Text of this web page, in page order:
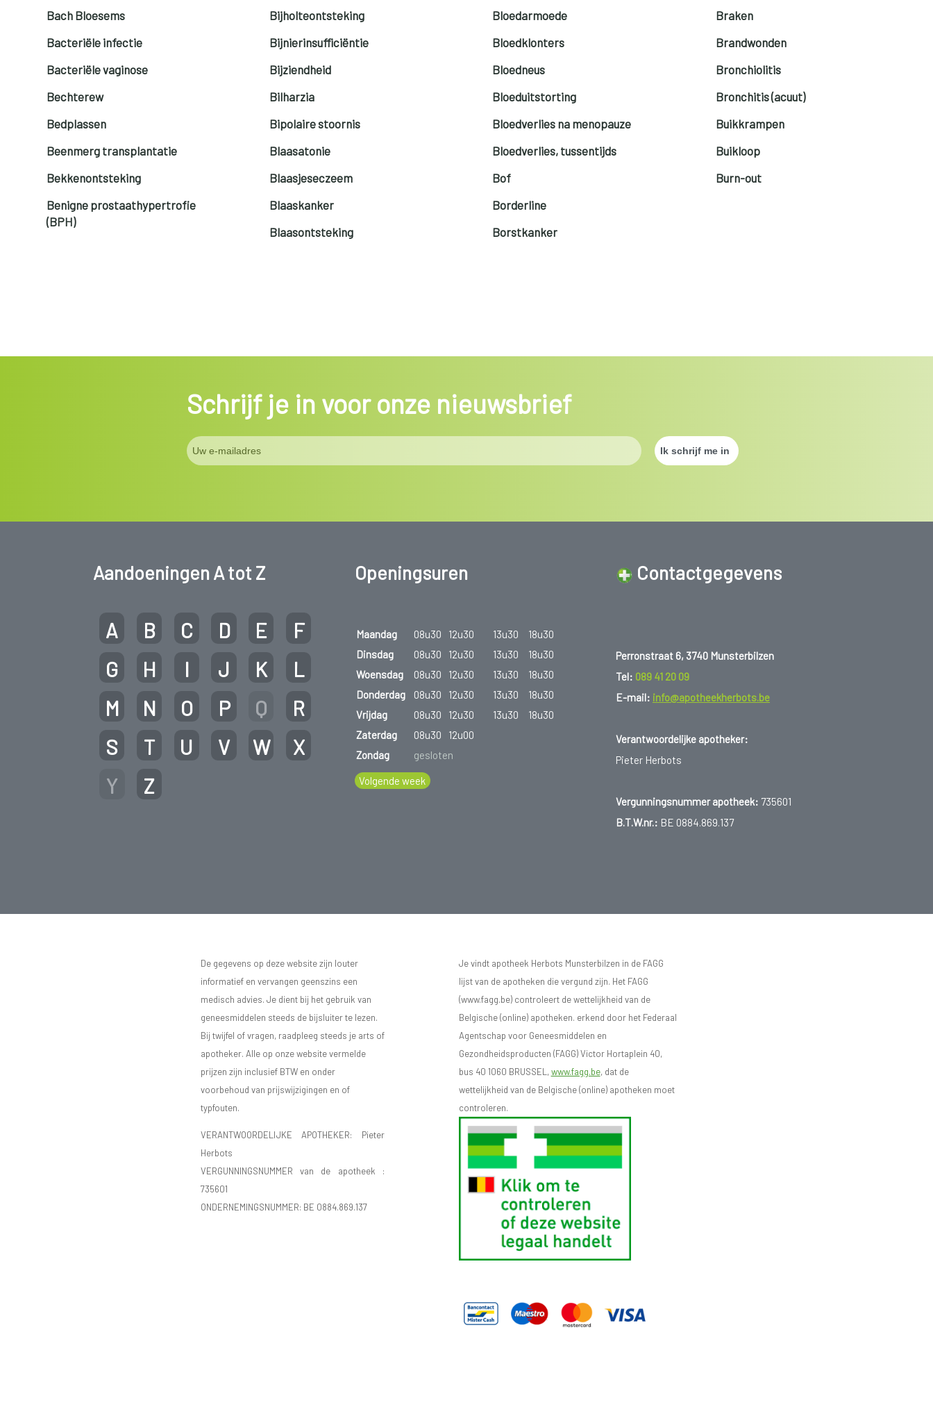
Bach Bloesems
Bacteriële infectie
Bacteriële vaginose
Bechterew
Bedplassen
Beenmerg transplantatie
Bekkenontsteking
Benigne prostaathypertrofie
(BPH)
Bijholteontsteking
Bijnierinsufficiëntie
Bijziendheid
Bilharzia
Bipolaire stoornis
Blaasatonie
Blaasjeseczeem
Blaaskanker
Blaasontsteking
Bloedarmoede
Bloedklonters
Bloedneus
Bloeduitstorting
Bloedverlies na menopauze
Bloedverlies, tussentijds
Bof
Borderline
Borstkanker
Braken
Brandwonden
Bronchiolitis
Bronchitis (acuut)
Buikkrampen
Buikloop
Burn-out
Schrijf je in voor onze nieuwsbrief
Aandoeningen A tot Z
A B C D E
F
G
H I J K
L
M
N O P Q
R
S
T U V W
X
Y
Z
Openingsuren
Maandag 08u30 12u30 13u30
18u30
Dinsdag
08u30 12u30 13u30
18u30
Woensdag
08u30 12u30 13u30
18u30
Donderdag
08u30 12u30 13u30
18u30
Vrijdag
08u30 12u30 13u30
18u30
Zaterdag
08u30
12u00
Zondag
gesloten
Volgende week
Contactgegevens
Perronstraat 6, 3740 Munsterbilzen
Tel: 089 41 20 09
E-mail: info@apotheekherbots.be
Verantwoordelijke apotheker:
Pieter Herbots
Vergunningsnummer apotheek: 735601
B.T.W.nr.: BE 0884.869.137
De gegevens op deze website zijn louter
informatief en vervangen geenszins een
medisch advies. Je dient bij het gebruik van
geneesmiddelen steeds de bijsluiter te lezen.
Bij twijfel of vragen, raadpleeg steeds je arts of
apotheker. Alle op onze website vermelde
prijzen zijn inclusief BTW en onder
voorbehoud van prijswijzigingen en of
typfouten.
VERANTWOORDELIJKE APOTHEKER: Pieter
Herbots
VERGUNNINGSNUMMER van de apotheek :
735601
ONDERNEMINGSNUMMER: BE 0884.869.137
Je vindt apotheek Herbots Munsterbilzen in de FAGG
lijst van de apotheken die vergund zijn. Het FAGG
(www.fagg.be) controleert de wettelijkheid van de
Belgische (online) apotheken. erkend door het Federaal
Agentschap voor Geneesmiddelen en
Gezondheidsproducten (FAGG) Victor Hortaplein 40,
bus 40 1060 BRUSSEL,www.fagg.be, dat de
wettelijkheid van de Belgische (online) apotheken moet
controleren.